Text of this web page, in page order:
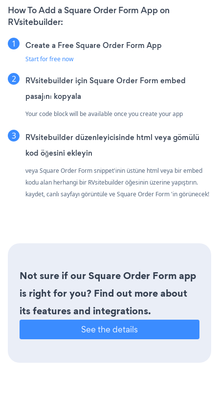
How To Add a Square Order Form App on
RVsitebuilder:
Create a Free Square Order Form App
Start for free now
RVsitebuilder için Square Order Form embed
pasajını kopyala
Your code block will be available once you create your app
RVsitebuilder düzenleyicisinde html veya gömülü
kod öğesini ekleyin
veya Square Order Form snippet'inin üstüne html veya bir embed
kodu alan herhangi bir RVsitebuilder öğesinin üzerine yapıştırın.
kaydet, canlı sayfayı görüntüle ve Square Order Form 'in görünecek!
Not sure if our Square Order Form app
is right for you? Find out more about
its features and integrations.
See the details